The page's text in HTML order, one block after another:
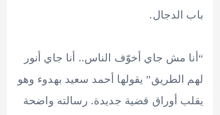
مش جاي أخوّف الناس.. أنا جاي أنور
يقولها أحمد سعيد بهدوء وهو
أوراق قضية جديدة. رسالته واضحة